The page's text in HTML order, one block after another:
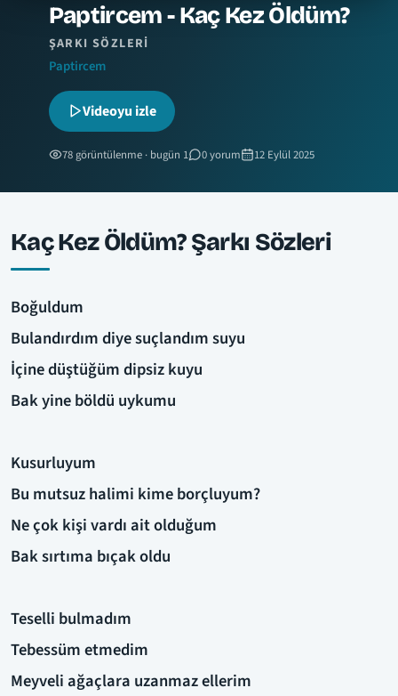
Paptircem - Kaç Kez Öldüm?
ŞARKI SÖZLERI
Paptircem
Videoyu izle
78 görüntülenme · bugün 1 0 yorum 12 Eylül 2025
Kaç Kez Öldüm? Şarkı Sözleri
Boğuldum
Bulandırdım diye suçlandım suyu
İçine düştüğüm dipsiz kuyu
Bak yine böldü uykumu
Kusurluyum
Bu mutsuz halimi kime borçluyum?
Ne çok kişi vardı ait olduğum
Bak sırtıma bıçak oldu
Teselli bulmadım
Tebessüm etmedim
Meyveli ağaçlara uzanmaz ellerim